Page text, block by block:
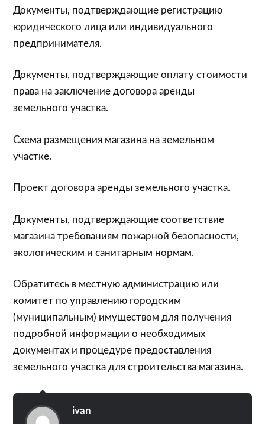
Документы, подтверждающие регистрацию
юридического лица или индивидуального
предпринимателя.
Документы, подтверждающие оплату стоимости
права на заключение договора аренды
земельного участка.
Схема размещения магазина на земельном
участке.
Проект договора аренды земельного участка.
Документы, подтверждающие соответствие
магазина требованиям пожарной безопасности,
экологическим и санитарным нормам.
Обратитесь в местную администрацию или
комитет по управлению городским
(муниципальным) имуществом для получения
подробной информации о необходимых
документах и процедуре предоставления
земельного участка для строительства магазина.
ivan